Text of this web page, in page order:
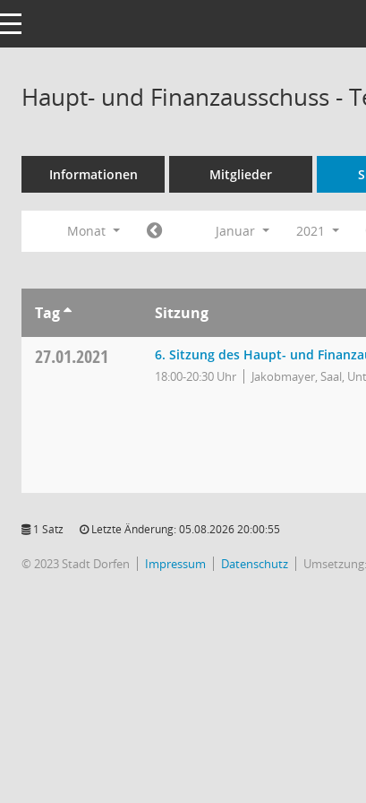
navigation
Haupt- und Finanzausschuss -
Informationen Mitglieder
Monat Januar 2021
Tag Sitzung
27.01.2021 6. Sitzung des Haupt- und
18:00-20:30 Uhr Jakobmayer, Saal,
1 Satz Letzte Änderung: 05.08.2026 20:00:55
© 2023 Stadt Dorfen Impressum Datenschutz Umsetzung: